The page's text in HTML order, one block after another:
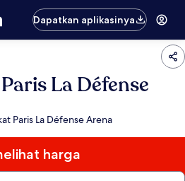
Dapatkan aplikasinya
La Défense
Paris La Défense Arena
harga